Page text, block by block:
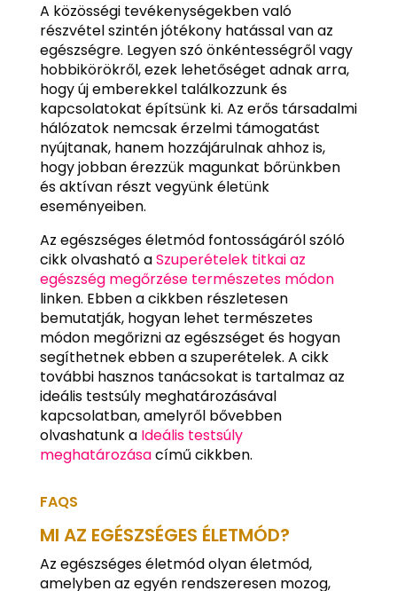
A közösségi tevékenységekben való
részvétel szintén jótékony hatással van az
egészségre. Legyen szó önkéntességről vagy
hobbikörökről, ezek lehetőséget adnak arra,
hogy új emberekkel találkozzunk és
kapcsolatokat építsünk ki. Az erős társadalmi
hálózatok nemcsak érzelmi támogatást
nyújtanak, hanem hozzájárulnak ahhoz is,
hogy jobban érezzük magunkat bőrünkben
és aktívan részt vegyünk életünk
eseményeiben.
Az egészséges életmód fontosságáról szóló
cikk olvasható aSzuperételek titkai az
egészség megőrzése természetes módon
linken. Ebben a cikkben részletesen
bemutatják, hogyan lehet természetes
módon megőrizni az egészséget és hogyan
segíthetnek ebben a szuperételek. A cikk
további hasznos tanácsokat is tartalmaz az
ideális testsúly meghatározásával
kapcsolatban, amelyről bővebben
olvashatunk a Ideális testsúly
meghatározásacímű cikkben.
FAQS
MI AZ EGÉSZSÉGES ÉLETMÓD?
Az egészséges életmód olyan életmód,
amelyben az egyén rendszeresen mozog,